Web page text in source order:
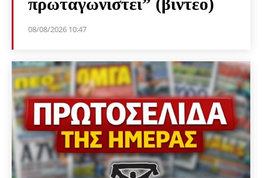
πρωταγωνιστεί” (βίντεο)
08/08/2026 10:47